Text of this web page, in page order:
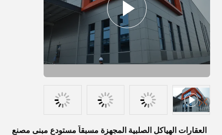
العقارات الهياكل الصلبية المجهزة مسبقاً مستودع مبنى مصنع